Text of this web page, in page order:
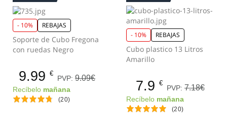
- 10% REBAJAS
Soporte de Cubo Fregona
con ruedas Negro
9.99 €
PVP: 9.09€
Recíbelo mañana
(20)
- 10% REBAJAS
Cubo plastico 13 Litros
Amarillo
7.9 €
PVP: 7.18€
Recíbelo mañana
(20)